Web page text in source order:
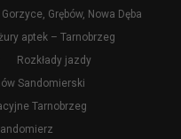
Grębów, Nowa Dęba
aptek – Tarnobrzeg
Rozkłady jazdy
Sandomierski
Tarnobrzeg